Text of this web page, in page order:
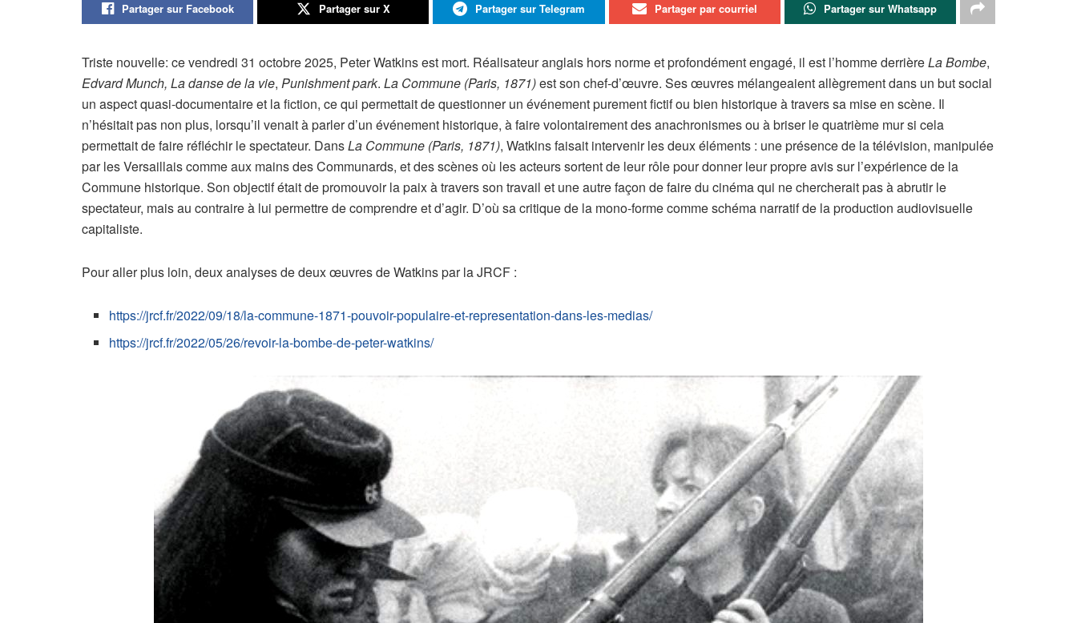
Partager sur Facebook Partager sur X Partager sur Telegram Partager par courriel Partager sur Whatsapp
Triste nouvelle: ce vendredi 31 octobre 2025, Peter Watkins est mort. Réalisateur anglais hors norme et profondément engagé, il est l’homme derrièreLa Bombe,
Edvard Munch, La danse de la vie, Punishment park. La Commune (Paris, 1871)est son chef-d’œuvre. Ses œuvres mélangeaient allègrement dans un but social
un aspect quasi-documentaire et la fiction, ce qui permettait de questionner un événement purement fictif ou bien historique à travers sa mise en scène. Il
n’hésitait pas non plus, lorsqu’il venait à parler d’un événement historique, à faire volontairement des anachronismes ou à briser le quatrième mur si cela
permettait de faire réfléchir le spectateur. DansLa Commune (Paris, 1871), Watkins faisait intervenir les deux éléments : une présence de la télévision, manipulée
par les Versaillais comme aux mains des Communards, et des scènes où les acteurs sortent de leur rôle pour donner leur propre avis sur l’expérience de la
Commune historique. Son objectif était de promouvoir la paix à travers son travail et une autre façon de faire du cinéma qui ne chercherait pas à abrutir le
spectateur, mais au contraire à lui permettre de comprendre et d’agir. D’où sa critique de la mono-forme comme schéma narratif de la production audiovisuelle
capitaliste.
Pour aller plus loin, deux analyses de deux œuvres de Watkins par la JRCF :
https://jrcf.fr/2022/09/18/la-commune-1871-pouvoir-populaire-et-representation-dans-les-medias/
https://jrcf.fr/2022/05/26/revoir-la-bombe-de-peter-watkins/